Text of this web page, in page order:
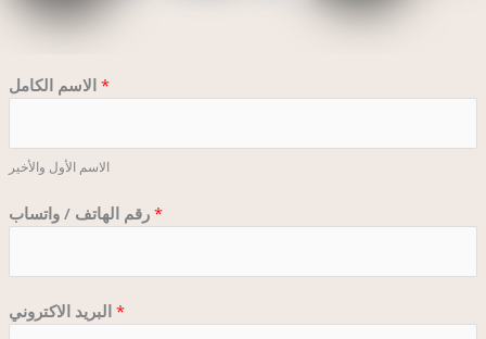
*
الاسم الأول والأخير
ا
ه
ت
*
*